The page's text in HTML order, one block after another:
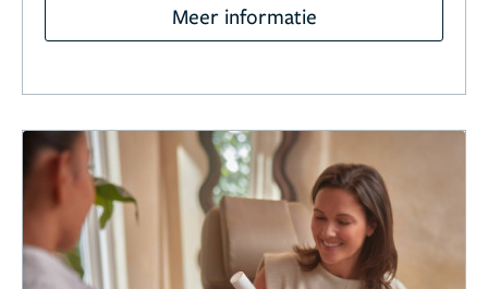
Meer informatie